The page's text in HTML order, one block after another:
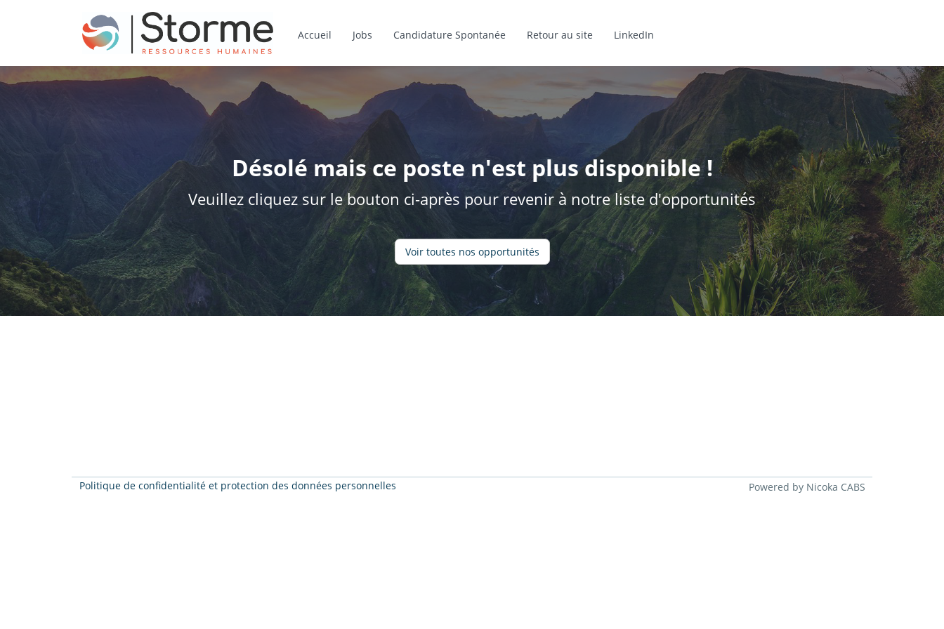
Accueil Jobs Candidature Spontanée Retour au site LinkedIn
Désolé mais ce poste n'est plus disponible !
Veuillez cliquez sur le bouton ci-après pour revenir à notre liste d'opportunités
Voir toutes nos opportunités
Politique de confidentialité et protection des données personnelles Powered by Nicoka CABS